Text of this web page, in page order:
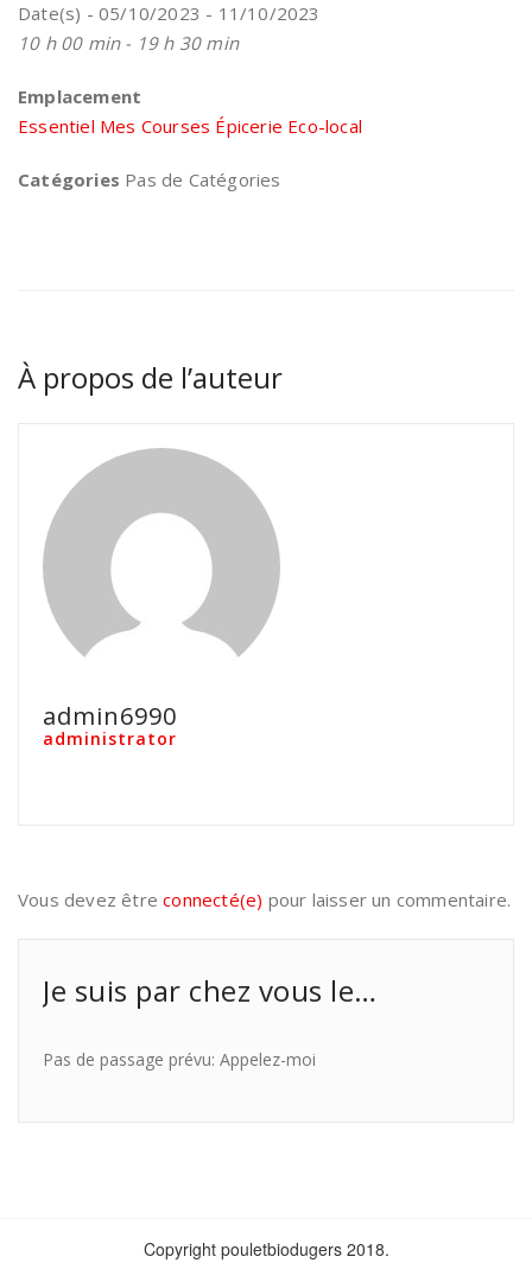
Date(s) - 05/10/2023 - 11/10/2023
10 h 00 min - 19 h 30 min
Emplacement
Essentiel Mes Courses Épicerie Eco-local
Catégories Pas de Catégories
À propos de l’auteur
admin6990
administrator
Vous devez êtreconnecté(e) pour laisser un commentaire.
Je suis par chez vous le…
Pas de passage prévu: Appelez-moi
Copyright pouletbiodugers 2018.